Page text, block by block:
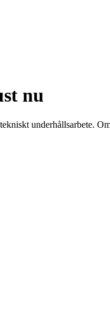
nu
underhållsarbete.